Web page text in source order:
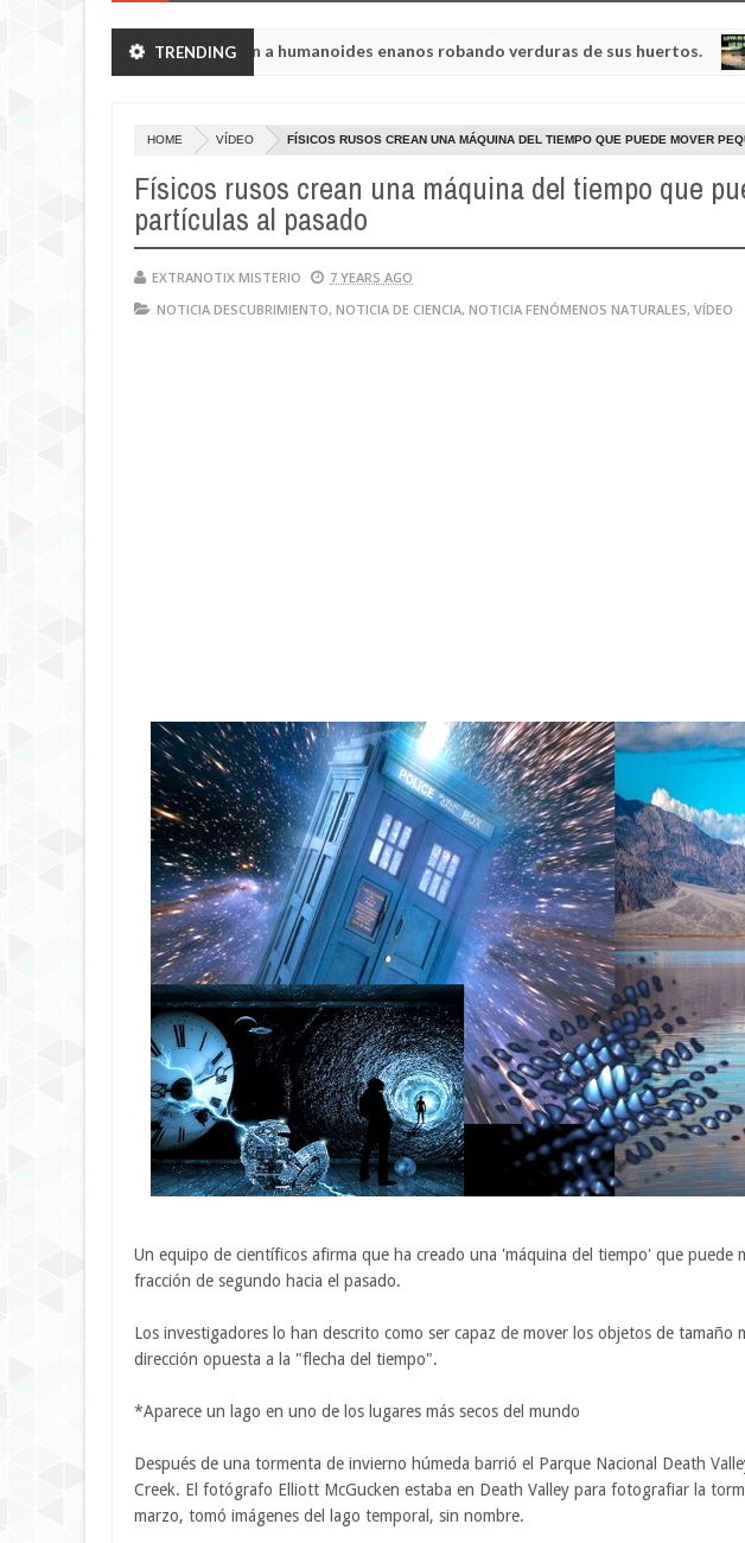
TRENDING
de Chelyabinsk vieron a humanoides enanos robando verduras de sus huertos.
HOME VÍDEO FÍSICOS RUSOS CREAN UNA MÁQUINA DEL TIEMPO QUE PUEDE MOVER
Físicos rusos crean una máquina del tiempo que
partículas al pasado
EXTRANOTIX MISTERIO
7 YEARS AGO
NOTICIA DESCUBRIMIENTO, NOTICIA DE CIENCIA, NOTICIA FENÓMENOS NATURALES, VÍDEO
Un equipo de científicos afirma que ha creado una 'máquina del tiempo' que puede
fracción de segundo hacia el pasado.
Los investigadores lo han descrito como ser capaz de mover los objetos de tamaño
dirección opuesta a la "flecha del tiempo".
*Aparece un lago en uno de los lugares más secos del mundo
Después de una tormenta de invierno húmeda barrió el Parque Nacional Death
Creek. El fotógrafo Elliott McGucken estaba en Death Valley para fotografiar la
marzo, tomó imágenes del lago temporal, sin nombre.